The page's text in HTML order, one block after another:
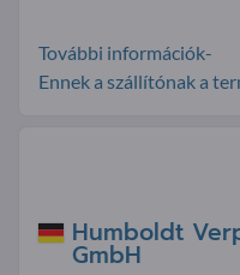
További információk-
Ennek a szállítónak a
Humboldt
GmbH